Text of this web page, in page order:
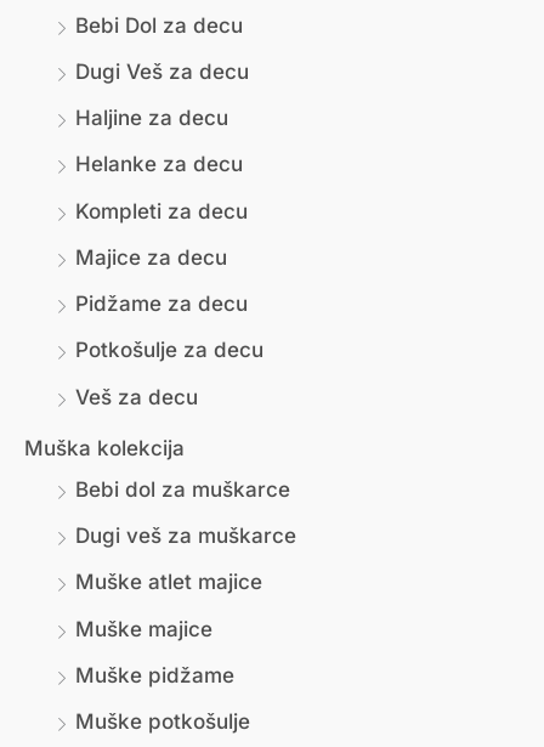
Bebi Dol za decu
Dugi Veš za decu
Haljine za decu
Helanke za decu
Kompleti za decu
Majice za decu
Pidžame za decu
Potkošulje za decu
Veš za decu
Muška kolekcija
Bebi dol za muškarce
Dugi veš za muškarce
Muške atlet majice
Muške majice
Muške pidžame
Muške potkošulje